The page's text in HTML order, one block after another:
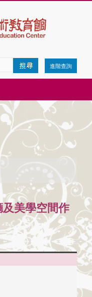
進階查詢
美學空間作